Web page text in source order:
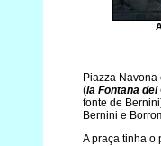
Piazza
(la Fontana dei
fonte de
Bernini e
A praça tinha o